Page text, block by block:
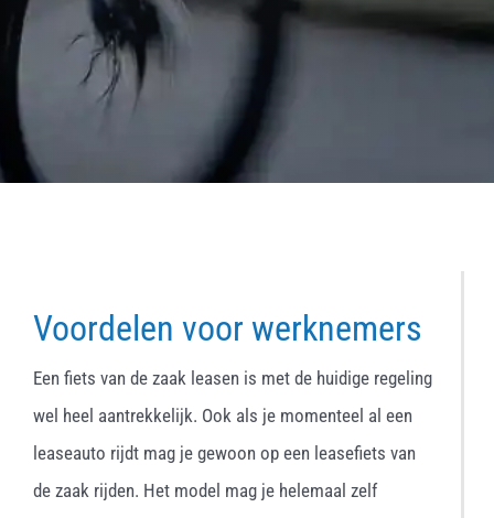
Voordelen voor werknemers
Een fiets van de zaak leasen is met de huidige regeling
wel heel aantrekkelijk. Ook als je momenteel al een
leaseauto rijdt mag je gewoon op een leasefiets van
de zaak rijden. Het model mag je helemaal zelf